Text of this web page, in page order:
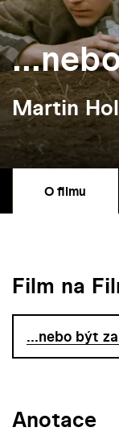
Martin
O filmu
Film na
...nebo být
Anotace